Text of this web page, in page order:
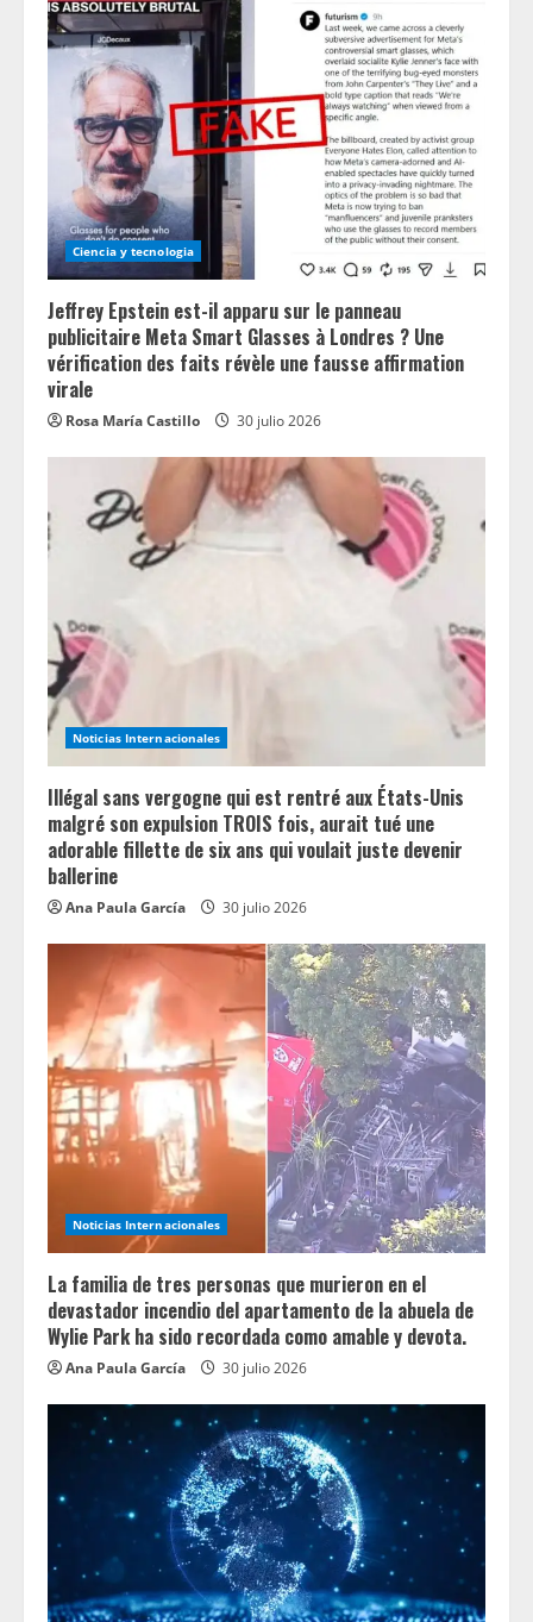
Ciencia y tecnologia
Jeffrey Epstein est-il apparu sur le panneau
publicitaire Meta Smart Glasses à Londres ? Une
vérification des faits révèle une fausse affirmation
virale
Rosa María Castillo 30 julio 2026
Noticias Internacionales
Illégal sans vergogne qui est rentré aux États-Unis
malgré son expulsion TROIS fois, aurait tué une
adorable fillette de six ans qui voulait juste devenir
ballerine
Ana Paula García 30 julio 2026
Noticias Internacionales
La familia de tres personas que murieron en el
devastador incendio del apartamento de la abuela de
Wylie Park ha sido recordada como amable y devota.
Ana Paula García 30 julio 2026